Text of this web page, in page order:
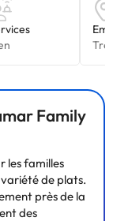
Family
les familles
de plats.
près de la
des